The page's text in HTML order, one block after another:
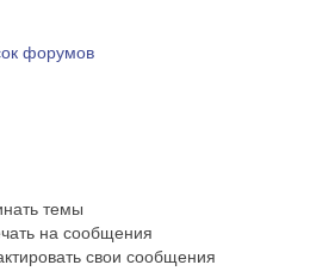
форумов
темы
на сообщения
свои сообщения